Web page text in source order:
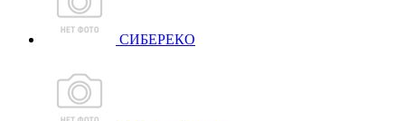
СИБЕРЕКО